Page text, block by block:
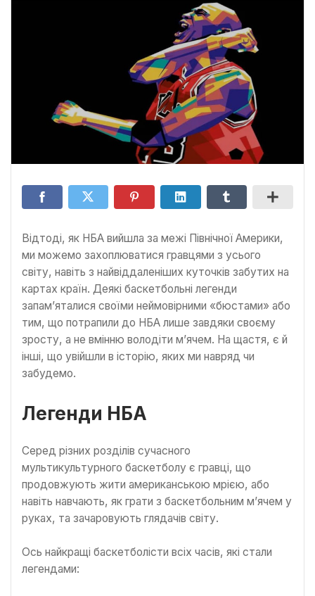
Відтоді, як НБА вийшла за межі Північної Америки,
ми можемо захоплюватися гравцями з усього
світу, навіть з найвіддаленіших куточків забутих на
картах країн. Деякі баскетбольні легенди
запам’яталися своїми неймовірними «бюстами» або
тим, що потрапили до НБА лише завдяки своєму
зросту, а не вмінню володіти м’ячем. На щастя, є й
інші, що увійшли в історію, яких ми навряд чи
забудемо.
Легенди НБА
Серед різних розділів сучасного
мультикультурного баскетболу є гравці, що
продовжують жити американською мрією, або
навіть навчають, як грати з баскетбольним м’ячем у
руках, та зачаровують глядачів світу.
Ось найкращі баскетболісти всіх часів, які стали
легендами: